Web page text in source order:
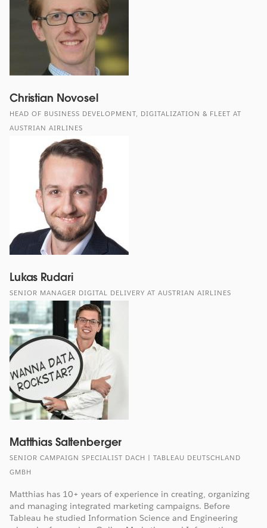
Christian Novosel
HEAD OF BUSINESS DEVELOPMENT, DIGITALIZATION & FLEET AT
AUSTRIAN AIRLINES
Lukas Rudari
SENIOR MANAGER DIGITAL DELIVERY AT AUSTRIAN AIRLINES
Matthias Saltenberger
SENIOR CAMPAIGN SPECIALIST DACH | TABLEAU DEUTSCHLAND
GMBH
Matthias has 10+ years of experience in creating, organizing
and managing integrated marketing campaigns. Before
Tableau he studied Information Science and Engineering